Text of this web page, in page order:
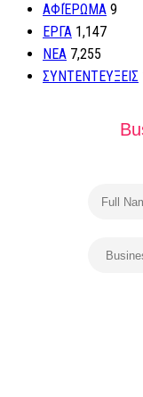
ΑΦΙΈΡΩΜΑ 9
ΕΡΓΑ 1,147
ΝΕΑ 7,255
ΣΥΝΤΕΝΤΕΥΞΕΙΣ